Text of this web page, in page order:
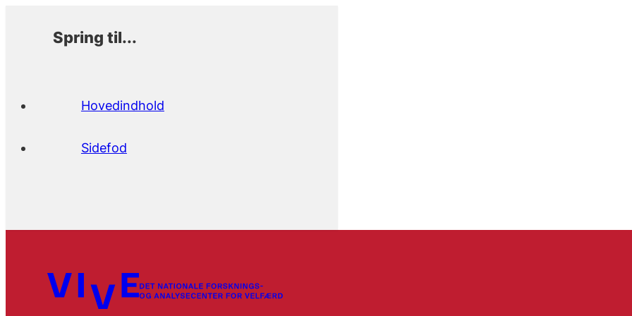
Spring til...
Hovedindhold
Sidefod